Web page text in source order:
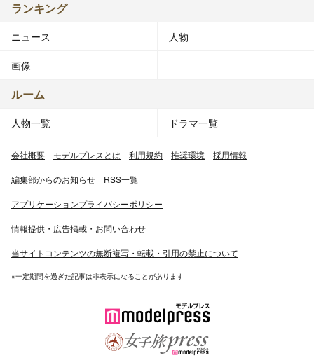
ランキング
ニュース 人物
画像
ルーム
人物一覧 ドラマ一覧
会社概要 モデルプレスとは 利用規約 推奨環境 採用情報
編集部からのお知らせ RSS一覧
アプリケーションプライバシーポリシー
情報提供・広告掲載・お問い合わせ
当サイトコンテンツの無断複写・転載・引用の禁止について
※一定期間を過ぎた記事は非表示になることがあります